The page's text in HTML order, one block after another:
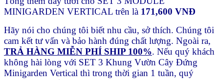
MINIGARDEN VERTICAL trên là 171,600 VNĐ
Hãy nói cho chúng tôi biết nhu cầu, sở thích. Chúng tôi
cam kết tư vấn và bảo hành đúng chất lượng. Ngoài ra,
TRẢ HÀNG MIỄN PHÍ SHIP 100%. Nếu quý khách
không hài lòng với SET 3 Khung Vườn Cây Đứng
Minigarden Vertical thì trong thời gian 1 tuần, quý